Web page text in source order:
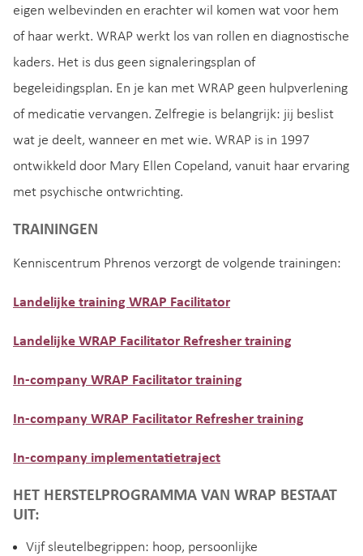
eigen welbevinden en erachter wil komen wat voor hem
of haar werkt. WRAP werkt los van rollen en diagnostische
kaders. Het is dus geen signaleringsplan of
begeleidingsplan. En je kan met WRAP geen hulpverlening
of medicatie vervangen. Zelfregie is belangrijk: jij beslist
wat je deelt, wanneer en met wie. WRAP is in 1997
ontwikkeld door Mary Ellen Copeland, vanuit haar ervaring
met psychische ontwrichting.
TRAININGEN
Kenniscentrum Phrenos verzorgt de volgende trainingen:
Landelijke training WRAP Facilitator
Landelijke WRAP Facilitator Refresher training
In-company WRAP Facilitator training
In-company WRAP Facilitator Refresher training
In-company implementatietraject
HET HERSTELPROGRAMMA VAN WRAP BESTAAT
UIT:
Vijf sleutelbegrippen: hoop, persoonlijke